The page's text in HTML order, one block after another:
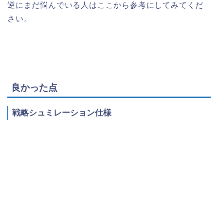
逆にまだ悩んでいる人はここから参考にしてみてくだ
さい。
良かった点
戦略シュミレーション仕様